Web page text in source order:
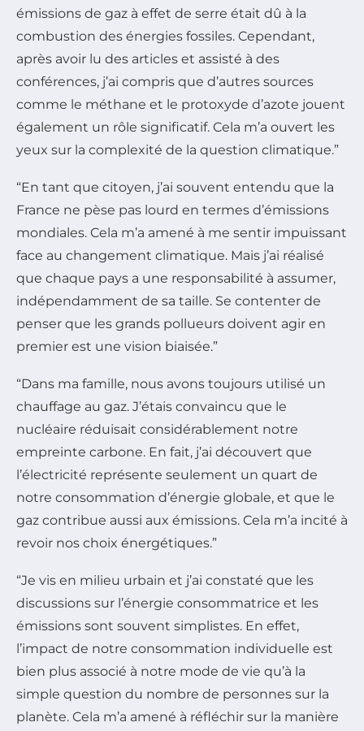
émissions de gaz à effet de serre était dû à la
combustion des énergies fossiles. Cependant,
après avoir lu des articles et assisté à des
conférences, j’ai compris que d’autres sources
comme le méthane et le protoxyde d’azote jouent
également un rôle significatif. Cela m’a ouvert les
yeux sur la complexité de la question climatique.”
“En tant que citoyen, j’ai souvent entendu que la
France ne pèse pas lourd en termes d’émissions
mondiales. Cela m’a amené à me sentir impuissant
face au changement climatique. Mais j’ai réalisé
que chaque pays a une responsabilité à assumer,
indépendamment de sa taille. Se contenter de
penser que les grands pollueurs doivent agir en
premier est une vision biaisée.”
“Dans ma famille, nous avons toujours utilisé un
chauffage au gaz. J’étais convaincu que le
nucléaire réduisait considérablement notre
empreinte carbone. En fait, j’ai découvert que
l’électricité représente seulement un quart de
notre consommation d’énergie globale, et que le
gaz contribue aussi aux émissions. Cela m’a incité à
revoir nos choix énergétiques.”
“Je vis en milieu urbain et j’ai constaté que les
discussions sur l’énergie consommatrice et les
émissions sont souvent simplistes. En effet,
l’impact de notre consommation individuelle est
bien plus associé à notre mode de vie qu’à la
simple question du nombre de personnes sur la
planète. Cela m’a amené à réfléchir sur la manière